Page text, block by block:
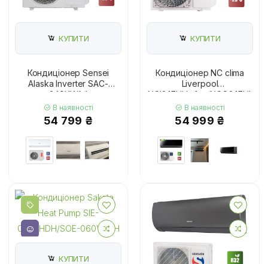
КУПИТИ
Кондиціонер Sensei
Alaska Inverter SAC-
24SKWA/I
В наявності
54 799 ₴
КУПИТИ
Кондиціонер NC clima
Liverpool
NCI24EHLIw1eu/
В наявності
54 999 ₴
КУПИТИ